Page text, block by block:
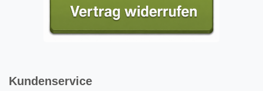
Kundenservice